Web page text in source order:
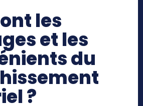
les
et les
du
?